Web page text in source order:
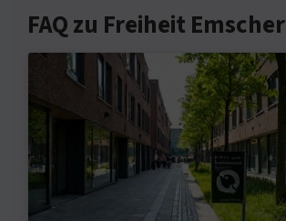
FAQ zu Freiheit Emscher